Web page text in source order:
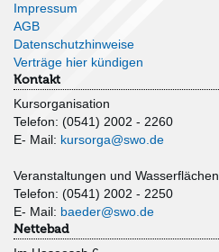
Impressum
AGB
Datenschutzhinweise
Verträge hier kündigen
Kontakt
Kursorganisation
Telefon: (0541) 2002 - 2260
E- Mail: kursorga@swo.de
Veranstaltungen und Wasserflächen
Telefon: (0541) 2002 - 2250
E- Mail: baeder@swo.de
Nettebad